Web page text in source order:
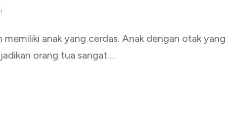
anak yang cerdas. Anak dengan otak yang
orang tua sangat …